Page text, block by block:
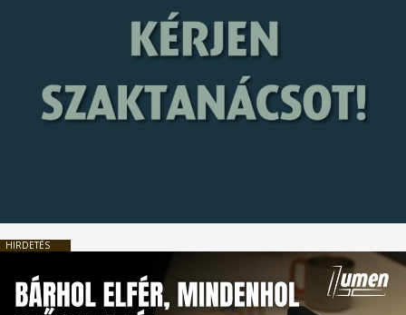
HIRDETÉS